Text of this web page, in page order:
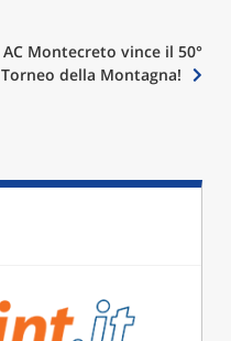
AC Montecreto vince il 50°
Torneo della Montagna!